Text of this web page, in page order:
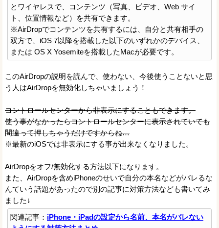
とワイヤレスで、コンテンツ（写真、ビデオ、Web サイ
ト、位置情報など）を共有できます。
※AirDropでコンテンツを共有するには、自分と共有相手の
双方で、iOS 7以降を搭載した以下のいずれかのデバイス、
または OS X Yosemiteを搭載したMacが必要です。
このAirDropの説明を読んで、使わない、今後使うことないと思
う人はAirDropを無効化しちゃいましょう！
コントロールセンターから非表示にすることもできます。
使う事がなかったらコントロールセンターに表示されていても
間違って押しちゃうだけですからね…
※最新のiOSでは非表示にする事が出来なくなりました。
AirDropをオフ/無効化する方法以下になります。
また、AirDropを含めiPhoneのせいで自分の本名などがバレるな
んていう話題があったので別の記事に対策方法なども書いてみ
ました↓
関連記事： iPhone・iPadの設定から名前、本名がバレない